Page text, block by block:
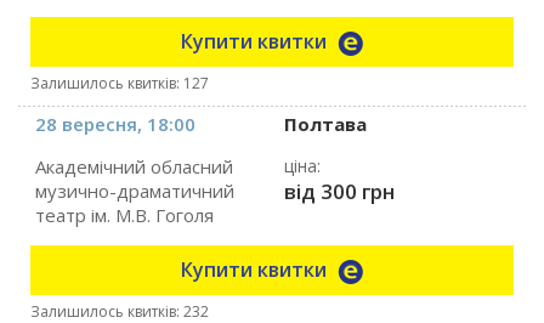
Купити квитки
Залишилось квитків: 127
28 вересня, 18:00
Полтава
Академічний обласний
музично-драматичний
театр ім. М.В. Гоголя
ціна:
від 300 грн
Купити квитки
Залишилось квитків: 232